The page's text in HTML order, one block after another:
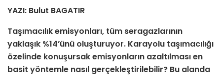
YAZI: Bulut BAGATIR
Taşımacılık emisyonları, tüm seragazlarının
yaklaşık %14’ünü oluşturuyor. Karayolu taşımacılığı
özelinde konuşursak emisyonların azaltılması en
basit yöntemle nasıl gerçekleştirilebilir? Bu alanda